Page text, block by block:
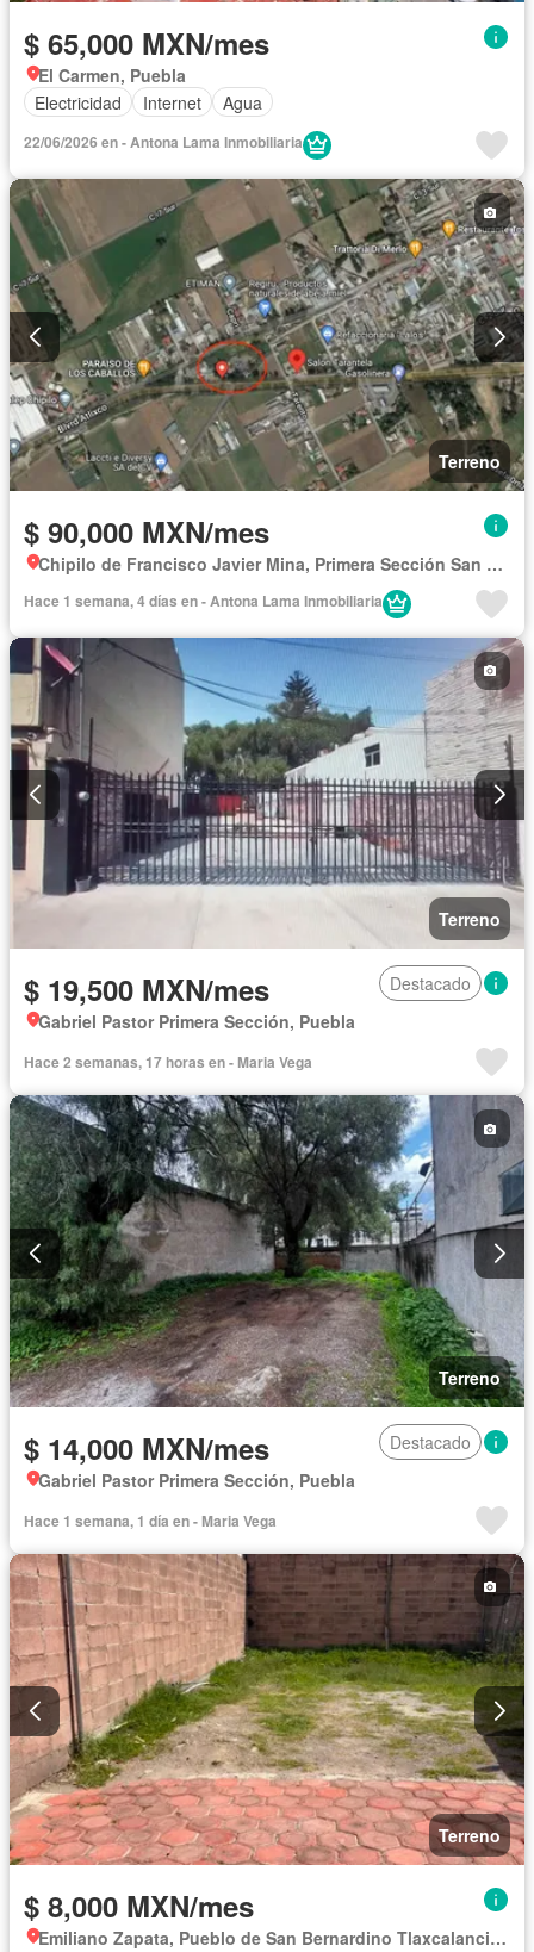
$ 65,000 MXN/mes
El Carmen, Puebla
Electricidad
Internet Agua
22/06/2026 en - Antona Lama Inmobiliaria
Terreno
$ 90,000 MXN/mes
Chipilo de Francisco Javier Mina, Primera Sección San Bernabé Temoxtitla
Hace 1 semana, 4 días en - Antona Lama Inmobiliaria
Terreno
$ 19,500 MXN/mes
Destacado
Gabriel Pastor Primera Sección, Puebla
Hace 2 semanas, 17 horas en - Maria Vega
Terreno
$ 14,000 MXN/mes
Destacado
Gabriel Pastor Primera Sección, Puebla
Hace 1 semana, 1 día en - Maria Vega
Terreno
$ 8,000 MXN/mes
Emiliano Zapata, Pueblo de San Bernardino Tlaxcalancingo